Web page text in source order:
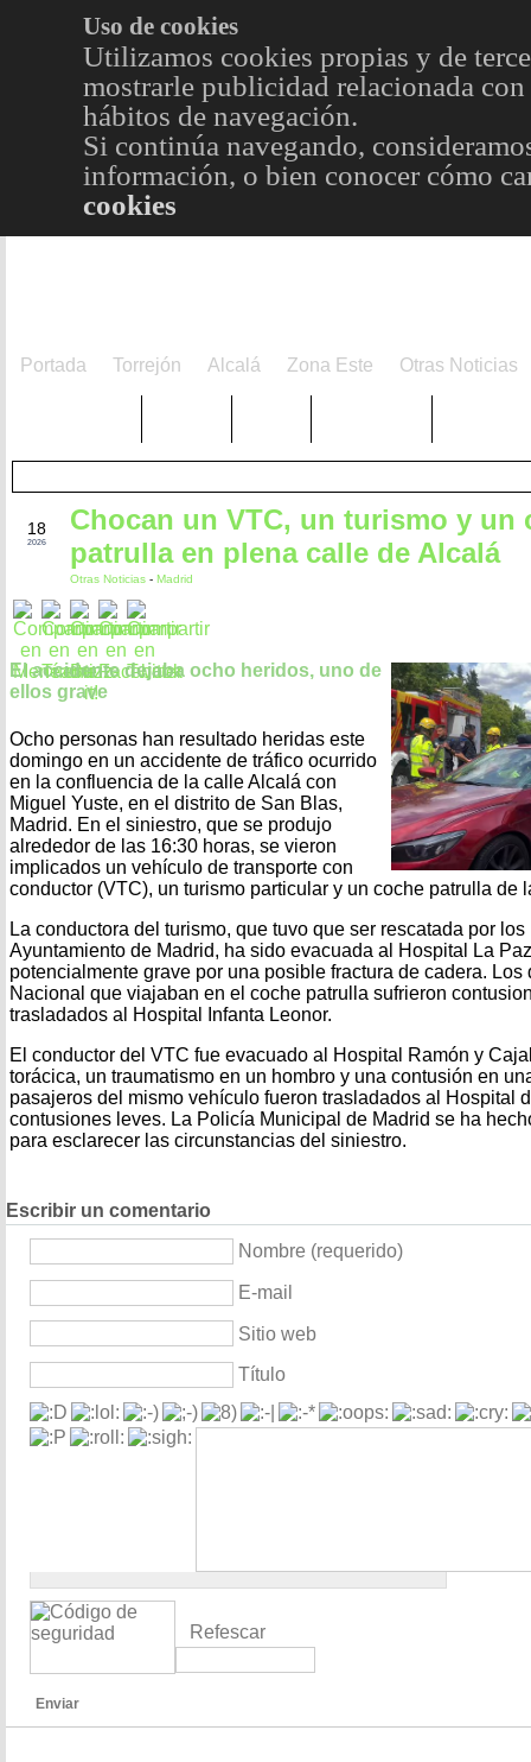
Uso de cookies
Utilizamos cookies propias y de
mostrarle publicidad relacionada
hábitos de navegación.
Si continúa navegando,
información, o bien conocer cómo
cookies
Portada Torrejón Alcalá Zona Este Otras Noticias
18
2026
Chocan un VTC, un turismo y un
patrulla en plena calle de Alcalá
Otras Noticias - Madrid
El accidente dejaba ocho heridos, uno de
ellos grave
Ocho personas han resultado heridas este
domingo en un accidente de tráfico ocurrido
en la confluencia de la calle Alcalá con
Miguel Yuste, en el distrito de San Blas,
Madrid. En el siniestro, que se produjo
alrededor de las 16:30 horas, se vieron
implicados un vehículo de transporte con
conductor (VTC), un turismo particular y un coche patrulla de
La conductora del turismo, que tuvo que ser rescatada por
Ayuntamiento de Madrid, ha sido evacuada al Hospital La
potencialmente grave por una posible fractura de cadera.
Nacional que viajaban en el coche patrulla sufrieron
trasladados al Hospital Infanta Leonor.
El conductor del VTC fue evacuado al Hospital Ramón y
torácica, un traumatismo en un hombro y una contusión en
pasajeros del mismo vehículo fueron trasladados al Hospital
contusiones leves. La Policía Municipal de Madrid se ha
para esclarecer las circunstancias del siniestro.
Escribir un comentario
Nombre (requerido)
E-mail
Sitio web
Título
Refescar
Enviar